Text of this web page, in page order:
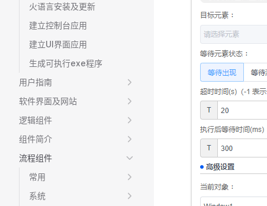
火语言安装及更新
建立控制台应用
建立UI界面应用
生成可执行exe程序
用户指南
软件界面及网站
逻辑组件
组件简介
流程组件
常用
系统